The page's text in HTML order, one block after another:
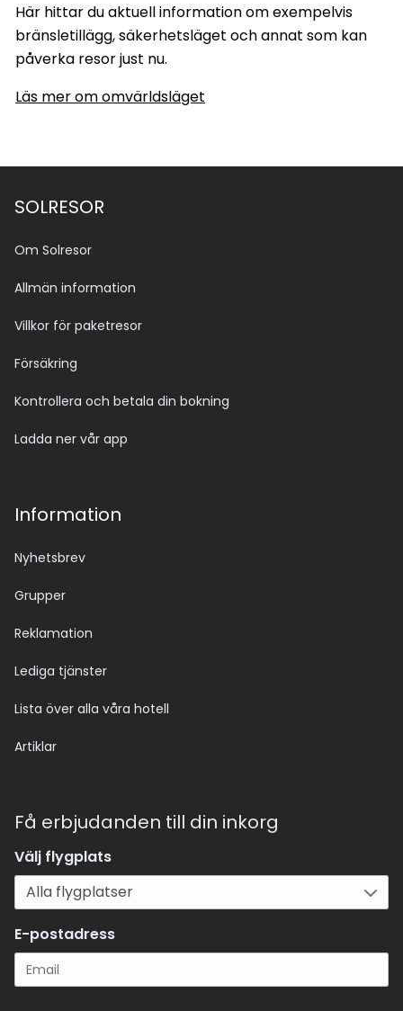
Här hittar du aktuell information om exempelvis
bränsletillägg, säkerhetsläget och annat som kan
påverka resor just nu.
Läs mer om omvärldsläget
SOLRESOR
Om Solresor
Allmän information
Villkor för paketresor
Försäkring
Kontrollera och betala din bokning
Ladda ner vår app
Information
Nyhetsbrev
Grupper
Reklamation
Lediga tjänster
Lista över alla våra hotell
Artiklar
Få erbjudanden till din inkorg
Välj flygplats
E-postadress